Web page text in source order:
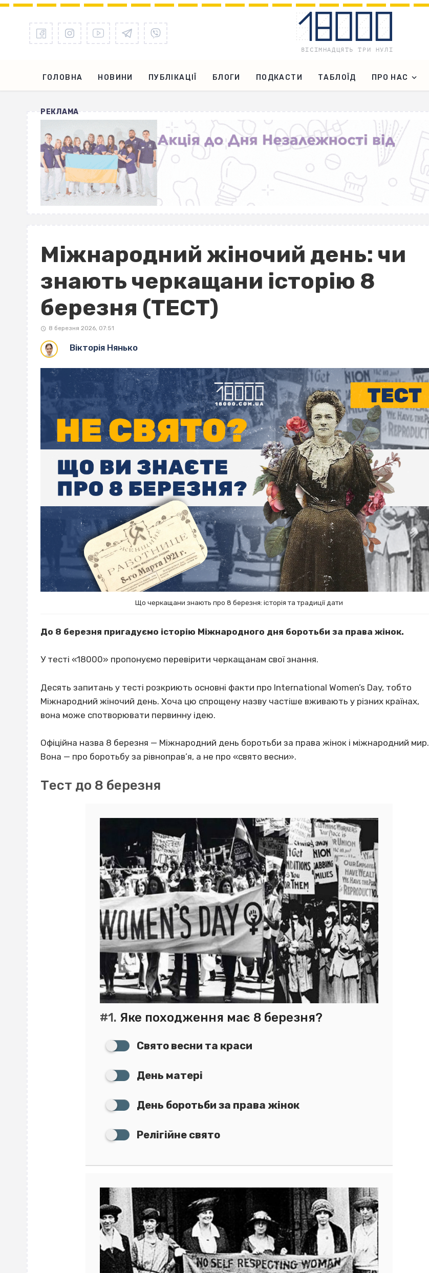
ГОЛОВНА НОВИНИ ПУБЛІКАЦІЇ БЛОГИ ПОДКАСТИ ТАБЛОЇД ПРО НАС
РЕКЛАМА
Міжнародний жіночий день: чи
знають черкащани історію 8
березня (ТЕСТ)
8 березня 2026, 07:51
Вікторія Нянько
Що черкащани знають про 8 березня: історія та традиції дати
До 8 березня пригадуємо історію Міжнародного дня боротьби за права жінок.
У тесті «18000» пропонуємо перевірити черкащанам свої знання.
Десять запитань у тесті розкриють основні факти про International Women’s Day, тобто
Міжнародний жіночий день. Хоча цю спрощену назву частіше вживають у різних країнах,
вона може спотворювати первинну ідею.
Офіційна назва 8 березня — Міжнародний день боротьби за права жінок і міжнародний мир.
Вона — про боротьбу за рівноправ’я, а не про «свято весни».
Тест до 8 березня
#1. Яке походження має 8 березня?
Свято весни та краси
День матері
День боротьби за права жінок
Релігійне свято